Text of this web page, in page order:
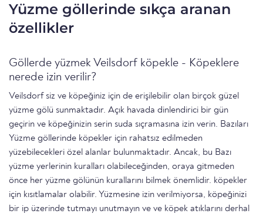
Yüzme göllerinde sıkça aranan
özellikler
Göllerde yüzmek Veilsdorf köpekle - Köpeklere
nerede izin verilir?
Veilsdorf siz ve köpeğiniz için de erişilebilir olan birçok güzel
yüzme gölü sunmaktadır. Açık havada dinlendirici bir gün
geçirin ve köpeğinizin serin suda sıçramasına izin verin. Bazıları
Yüzme göllerinde köpekler için rahatsız edilmeden
yüzebilecekleri özel alanlar bulunmaktadır. Ancak, bu Bazı
yüzme yerlerinin kuralları olabileceğinden, oraya gitmeden
önce her yüzme gölünün kurallarını bilmek önemlidir. köpekler
için kısıtlamalar olabilir. Yüzmesine izin verilmiyorsa, köpeğinizi
bir ip üzerinde tutmayı unutmayın ve ve köpek atıklarını derhal